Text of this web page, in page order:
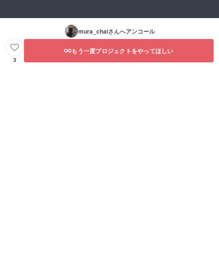
mura_chaiさんへアンコール
3
もう一度プロジェクトをやってほしい